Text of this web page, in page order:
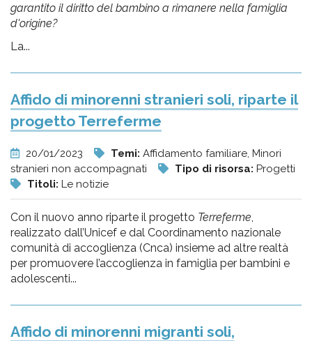
garantito il diritto del bambino a rimanere nella famiglia
d'origine?
La...
Affido di minorenni stranieri soli, riparte il
progetto Terreferme
20/01/2023 Temi: Affidamento familiare, Minori
stranieri non accompagnati
Tipo di risorsa: Progetti
Titoli: Le notizie
Con il nuovo anno riparte il progetto Terreferme,
realizzato dall’Unicef e dal Coordinamento nazionale
comunità di accoglienza (Cnca) insieme ad altre realtà
per promuovere l’accoglienza in famiglia per bambini e
adolescenti...
Affido di minorenni migranti soli,